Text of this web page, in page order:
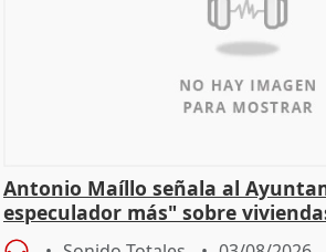
Antonio Maíllo señala al
especulador más" sobre
Becerril